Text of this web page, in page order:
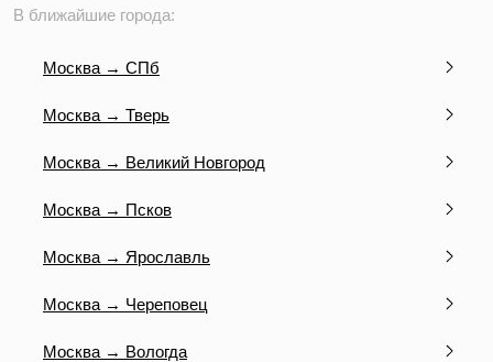
В ближайшие города:
Москва → СПб
Москва → Тверь
Москва → Великий Новгород
Москва → Псков
Москва → Ярославль
Москва → Череповец
Москва → Вологда